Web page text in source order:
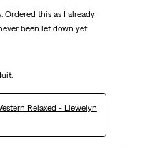
Ordered this as I already
been let down yet
Relaxed - Llewelyn